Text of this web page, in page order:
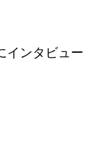
インタビュー